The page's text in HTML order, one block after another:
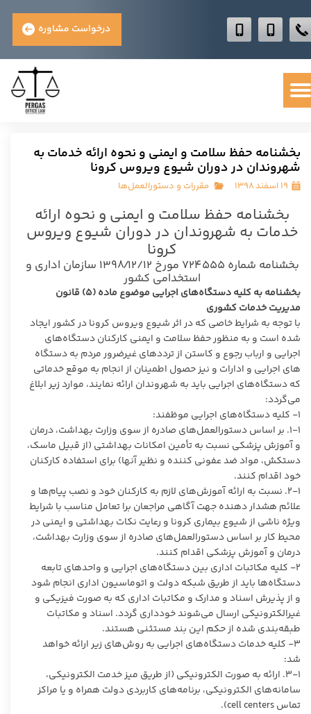
درخواست مشاوره
بخشنامه حفظ سلامت و ایمنی و نحوه ارائه خدمات به
شهروندان در دوران شیوع ویروس کرونا
۱۹ اسفند ۱۳۹۸ مقررات و دستورالعمل‌ها
بخشنامه حفظ سلامت و ایمنی و نحوه ارائه
خدمات به شهروندان در دوران شیوع ویروس
کرونا
بخشنامه شماره ۷۲۴۵۵۵ مورخ ۱۳۹۸/۱۲/۱۲ سازمان اداری و
استخدامی کشور
بخشنامه به کلیه دستگاه‌های اجرایی موضوع ماده (۵) قانون
مدیریت خدمات کشوری
با توجه به شرایط خاصی که در اثر شیوع ویروس کرونا در کشور ایجاد
شده است و به منظور حفظ سلامت و ایمنی کارکنان دستگاه‌های
اجرایی و ارباب رجوع و کاستن از ترددهای غیرضرور مردم به دستگاه
های اجرایی و ادارات و نیز حصول اطمینان از انجام به موقع خدماتی
که دستگاه‌های اجرایی باید به شهروندان ارائه نمایند، موارد زیر ابلاغ
می‌گردد:
۱- کلیه دستگاه‌های اجرایی موظفند:
۱-۱. بر اساس دستورالعمل‌های صادره از سوی وزارت بهداشت، درمان
و آموزش پزشکی نسبت به تأمین امکانات بهداشتی (از قبیل ماسک،
دستکش، مواد ضد عفونی کننده و نظیر آنها) برای استفاده کارکنان
خود اقدام کنند.
۲-۱. نسبت به ارائه آموزش‌های لازم به کارکنان خود و نصب پیام‌ها و
علائم هشدار دهنده جهت آگاهی مراجعان برا تعامل مناسب با شرایط
ویژه ناشی از شیوع بیماری کرونا و رعایت نکات بهداشتی و ایمنی در
محیط کار بر اساس دستورالعمل‌های صادره از سوی وزارت بهداشت،
درمان و آموزش پزشکی اقدام کنند.
۲- کلیه مکاتبات اداری بین دستگاه‌های اجرایی و واحدهای تابعه
دستگاه‌ها باید از طریق شبکه دولت و اتوماسیون اداری انجام شود
و از پذیرش اسناد و مدارک و مکاتبات اداری که به صورت فیزیکی و
غیرالکترونیکی ارسال می‌شوند خودداری گردد. اسناد و مکاتبات
طبقه‌بندی شده از حکم این بند مستثنی هستند.
۳- کلیه خدمات دستگاه‌های اجرایی به روش‌های زیر ارائه خواهد
شد:
۳-۱. ارائه به صورت الکترونیکی (از طریق میز خدمت الکترونیکی،
سامانه‌های الکترونیکی، برنامه‌های کاربردی دولت همراه و یا مراکز
تماس cell centers).